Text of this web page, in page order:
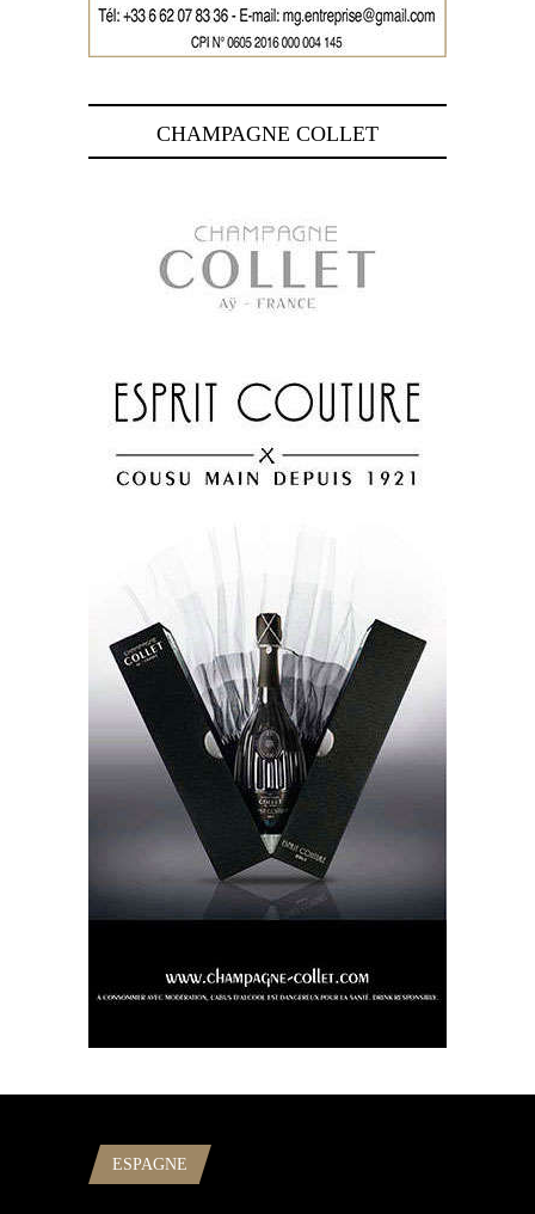
CHAMPAGNE COLLET
ESPAGNE